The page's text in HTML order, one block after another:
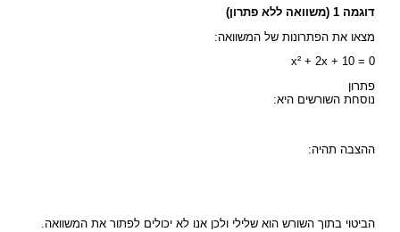
דוגמה 1 (משוואה ללא פתרון)
מצאו את הפתרונות של המשוואה:
x² + 2x + 10 = 0
פתרון
נוסחת השורשים היא:
ההצבה תהיה:
הביטוי בתוך השורש הוא שלילי ולכן אנו לא יכולים לפתור את המשוואה.